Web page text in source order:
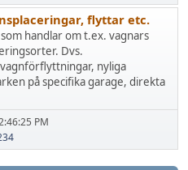
flyttar etc.
handlar om t.ex. vagnars
Dvs.
nyliga
på specifika garage, direkta
PM